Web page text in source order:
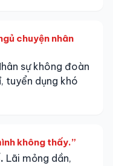
chuyện nhân
sự không đoàn
tuyển dụng khó
không thấy.”
Lãi mỏng dần,